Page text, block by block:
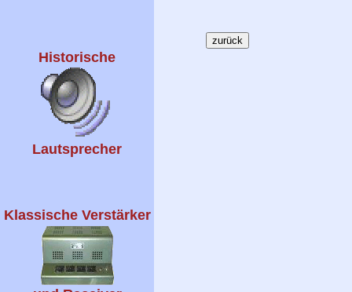
Historische
Lautsprecher
Klassische Verstärker